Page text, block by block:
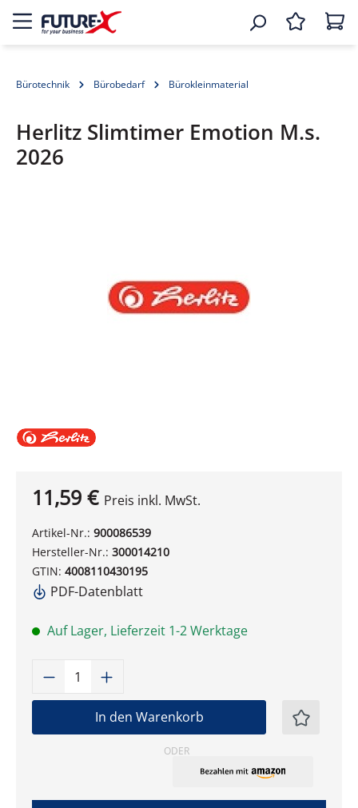
Bürotechnik Bürobedarf Bürokleinmaterial
Herlitz Slimtimer Emotion M.s.
2026
11,59 € Preis inkl. MwSt.
Artikel-Nr.: 900086539
Hersteller-Nr.: 300014210
GTIN: 4008110430195
PDF-Datenblatt
Auf Lager, Lieferzeit 1-2 Werktage
Produkt Anzahl: Gib den
In den Warenkorb
ODER